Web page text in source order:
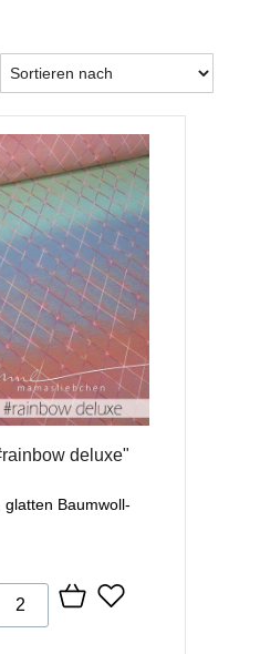
deluxe"
Baumwoll-